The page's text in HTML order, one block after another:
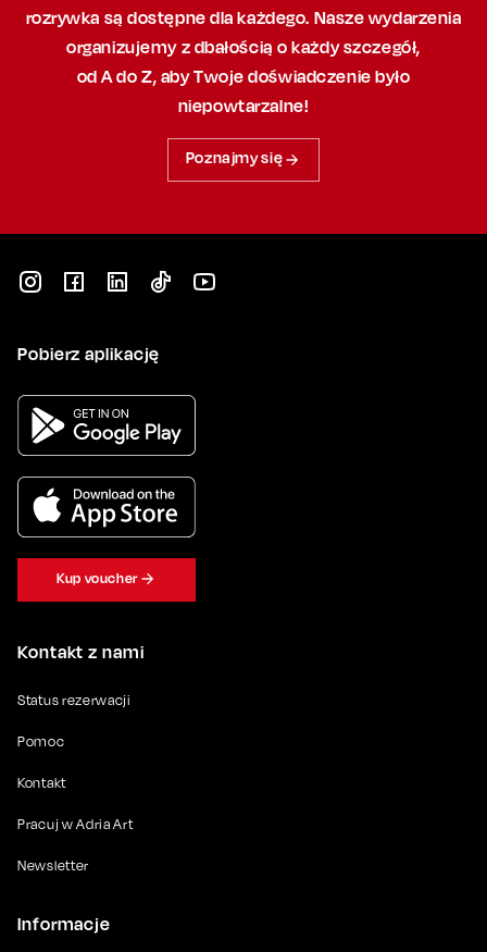
rozrywka są dostępne dla każdego. Nasze wydarzenia
organizujemy z dbałością o każdy szczegół,
od A do Z, abyTwoje doświadczenie było
niepowtarzalne!
Poznajmy się
Kontakt z nami
Status rezerwacji
Pomoc
Kontakt
Pracuj w Adria Art
Newsletter
Informacje
Pobierz aplikację
Kup voucher